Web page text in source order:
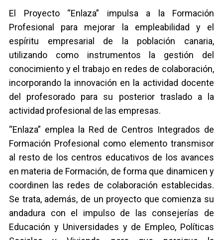
El Proyecto “Enlaza” impulsa a la Formación
Profesional para mejorar la empleabilidad y el
espíritu empresarial de la población canaria,
utilizando como instrumentos la gestión del
conocimiento y el trabajo en redes de colaboración,
incorporando la innovación en la actividad docente
del profesorado para su posterior traslado a la
actividad profesional de las empresas.
“Enlaza” emplea la Red de Centros Integrados de
Formación Profesional como elemento transmisor
al resto de los centros educativos de los avances
en materia de Formación, de forma que dinamicen y
coordinen las redes de colaboración establecidas.
Se trata, además, de un proyecto que comienza su
andadura con el impulso de las consejerías de
Educación y Universidades y de Empleo, Políticas